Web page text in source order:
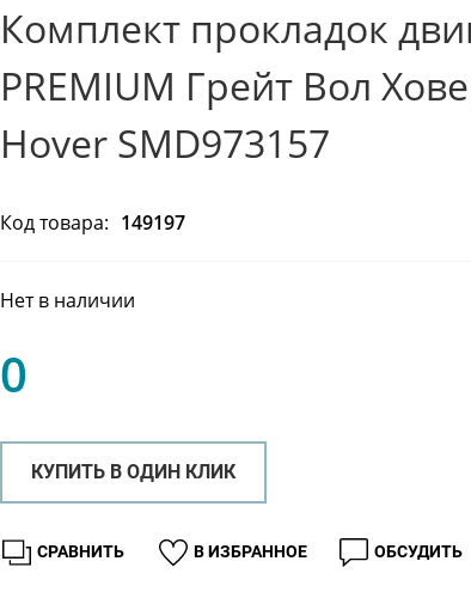
Комплект прокладок
PREMIUM Грейт Вол
Hover SMD973157
Код товара: 149197
Нет в наличии
0
КУПИТЬ В ОДИН КЛИК
В ИЗБРАННОЕ
СРАВНИТЬ ОБСУДИТЬ